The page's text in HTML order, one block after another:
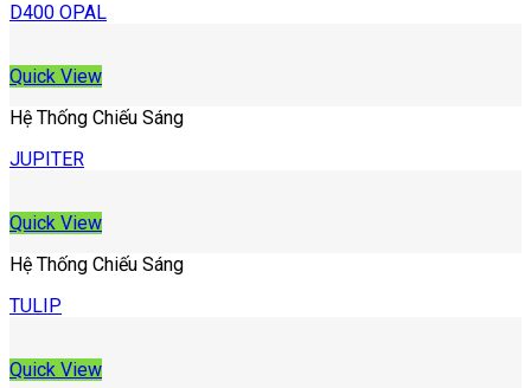
D400 OPAL
Quick View
Hệ Thống Chiếu Sáng
JUPITER
Quick View
Hệ Thống Chiếu Sáng
TULIP
Quick View